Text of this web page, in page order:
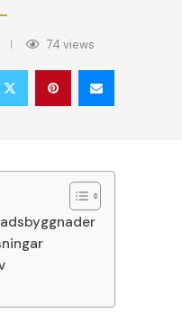
74 views